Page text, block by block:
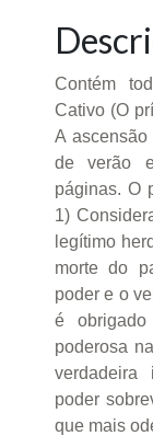
Contém
Cativo (O
A
de verão
páginas. O
1)
legítimo
morte do
poder e o
é
poderosa
verdadeira
poder
que mais